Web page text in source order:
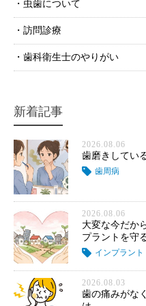
虫歯について
訪問診療
歯科衛生士のやりがい
新着記事
2026.08.06
歯磨きしてい
歯周病
2026.08.06
大変な今だか
プラントを守
インプラント
2026.08.03
歯の痛みがな